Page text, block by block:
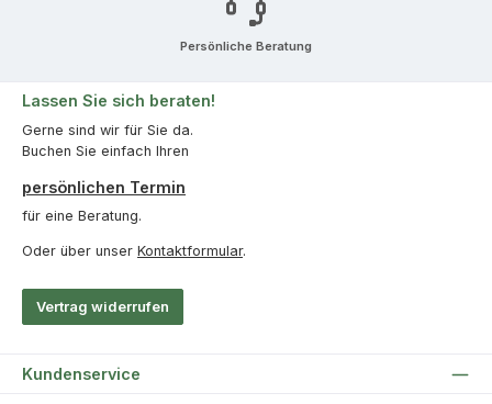
Persönliche Beratung
Lassen Sie sich beraten!
Gerne sind wir für Sie da.
Buchen Sie einfach Ihren
persönlichen Termin
für eine Beratung.
Oder über unser Kontaktformular.
Vertrag widerrufen
Kundenservice